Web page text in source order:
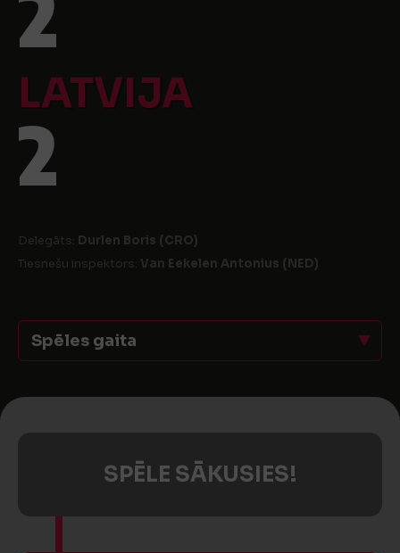
LATVIJA
2
Delegāts: Durlen Boris (CRO)
Tiesnešu inspektors: Van Eekelen Antonius (NED)
Spēles gaita
SPĒLE SĀKUSIES!